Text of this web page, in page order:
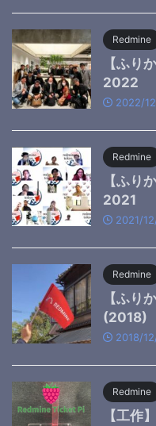
Redmine
【ふり
2022
2022/
Redmine
【ふり
2021
2021/
Redmine
【ふり
(2018)
2018/
Redmine
【工作